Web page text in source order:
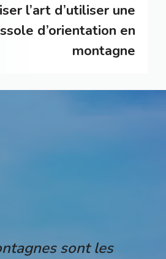
l’art d’utiliser une
d’orientation en
montagne
sont les